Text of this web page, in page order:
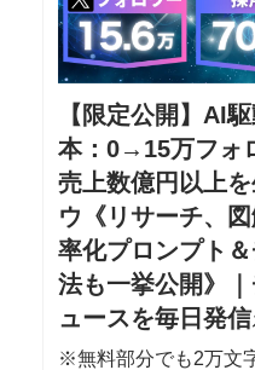
【限定公開】AI
本：0→15万フォ
売上数億円以上
ウ《リサーチ、
率化プロンプト
法も一挙公開》
ュースを毎日発信
※無料部分でも2万文